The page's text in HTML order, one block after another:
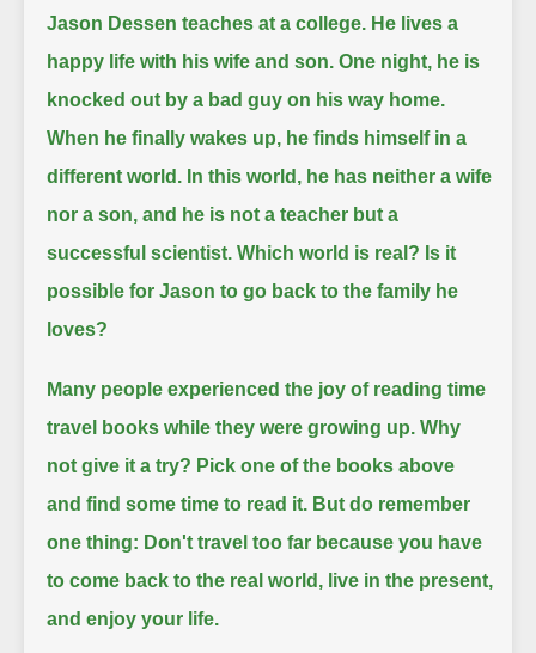
Jason Dessen teaches at a college. He lives a
happy life with his wife and son. One night, he is
knocked out by a bad guy on his way home.
When he finally wakes up, he finds himself in a
different world. In this world, he has neither a wife
nor a son, and he is not a teacher but a
successful scientist. Which world is real? Is it
possible for Jason to go back to the family he
loves?
Many people experienced the joy of reading time
travel books while they were growing up. Why
not give it a try? Pick one of the books above
and find some time to read it. But do remember
one thing: Don't travel too far because you have
to come back to the real world, live in the present,
and enjoy your life.